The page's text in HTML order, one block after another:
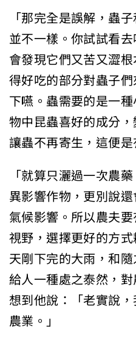
「那完全是誤解，蟲
並不一樣。你試試看
會發現它們又苦又澀
得好吃的部分對蟲子
下嚥。蟲需要的是一
物中昆蟲喜好的成分
讓蟲不再寄生，這便
「就算只灑過一次農
異影響作物，更別說
氣候影響。所以農夫
視野，選擇更好的方
天剛下完的大雨，和
給人一種處之泰然，
想到他說：「老實說
農業。」